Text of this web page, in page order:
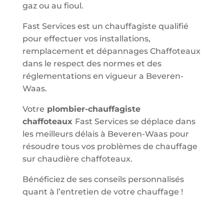
gaz ou au fioul.
Fast Services est un chauffagiste qualifié
pour effectuer vos installations,
remplacement et dépannages Chaffoteaux
dans le respect des normes et des
réglementations en vigueur a Beveren-
Waas.
Votre plombier-chauffagiste
chaffoteaux Fast Services se déplace dans
les meilleurs délais à Beveren-Waas pour
résoudre tous vos problèmes de chauffage
sur chaudière chaffoteaux.
Bénéficiez de ses conseils personnalisés
quant à l’entretien de votre chauffage !